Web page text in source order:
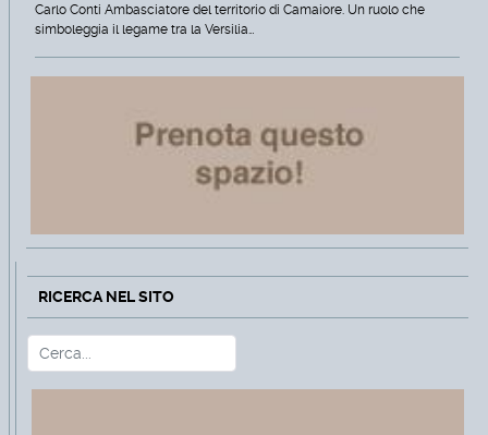
Carlo Conti Ambasciatore del territorio di Camaiore. Un ruolo che
simboleggia il legame tra la Versilia…
RICERCA NEL SITO
Cerca Type 2 or more characters for